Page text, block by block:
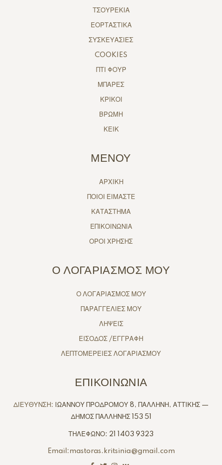
ΤΣΟΥΡΕΚΙΑ
ΕΟΡΤΑΣΤΙΚΑ
ΣΥΣΚΕΥΑΣΙΕΣ
COOKIES
ΠΤΙ ΦΟΥΡ
ΜΠΑΡΕΣ
ΚΡΙΚΟΙ
ΒΡΩΜΗ
ΚΕΙΚ
ΜΕΝΟΥ
ΑΡΧΙΚΗ
ΠΟΙΟΙ ΕΙΜΑΣΤΕ
ΚΑΤΑΣΤΗΜΑ
ΕΠΙΚΟΙΝΩΝΙΑ
ΟΡΟΙ ΧΡΗΣΗΣ
Ο ΛΟΓΑΡΙΑΣΜΟΣ ΜΟΥ
Ο ΛΟΓΑΡΙΑΣΜΟΣ ΜΟΥ
ΠΑΡΑΓΓΕΛΙΕΣ ΜΟΥ
ΛΗΨΕΙΣ
ΕΙΣΟΔΟΣ /ΕΓΓΡΑΦΗ
ΛΕΠΤΟΜΕΡΕΙΕΣ ΛΟΓΑΡΙΑΣΜΟΥ
ΕΠΙΚΟΙΝΩΝΙΑ
ΔΙΕΥΘΥΝΣΗ:
ΙΩΑΝΝΟΥ ΠΡΟΔΡΟΜΟΥ 8, ΠΑΛΛΗΝΗ, ΑΤΤΙΚΗΣ —
ΔΗΜΟΣ ΠΑΛΛΗΝΗΣ 153 51
ΤΗΛΕΦΩΝΟ: 21 1403 9323
Email:mastoras.kritsinia@gmail.com